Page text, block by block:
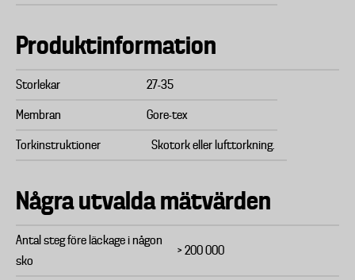
Produktinformation
Storlekar 27-35
Membran Gore-tex
Torkinstruktioner Skotork eller lufttorkning.
Några utvalda mätvärden
Antal steg före läckage i någon
sko
> 200 000